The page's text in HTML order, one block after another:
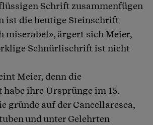
Schrift zusammenfügen
ist die heutige Steinschrift
ärgert sich Meier,
Schnürlischrift ist nicht
Meier, denn die
ihre Ursprünge im 15.
gründe auf der Cancellaresca,
und unter Gelehrten